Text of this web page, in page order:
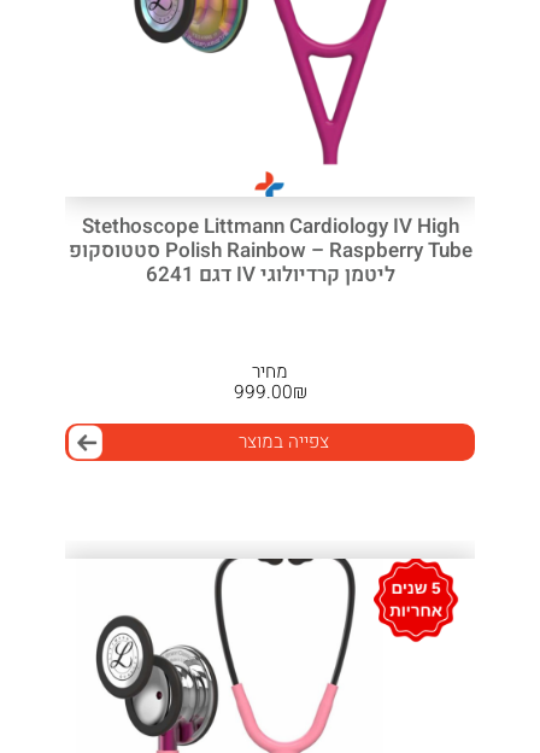
Stethoscope Littmann Cardiology IV High
Polish Rainbow – Raspberry Tube סטטוסקופ
ליטמן קרדיולוגי IV דגם 6241
מחיר
₪
999.00
צפייה במוצר